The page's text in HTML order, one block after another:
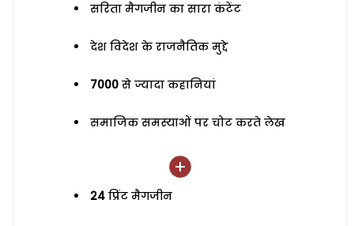
सरिता मैगजीन का सारा कंटेंट
देश विदेश के राजनैतिक मुद्दे
7000 से ज्यादा कहानियां
समाजिक समस्याओं पर चोट करते लेख
24 प्रिंट मैगजीन